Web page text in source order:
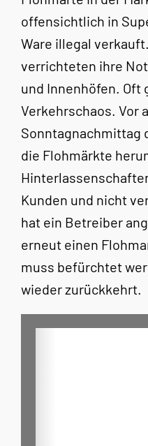
offensichtlich in
Ware illegal
verrichteten ihre
und Innenhöfen. Oft
Verkehrschaos. Vor
Sonntagnachmittag
die Flohmärkte
Kunden und nicht
hat ein Betreiber
erneut einen
muss befürchtet
wieder zurückkehrt.